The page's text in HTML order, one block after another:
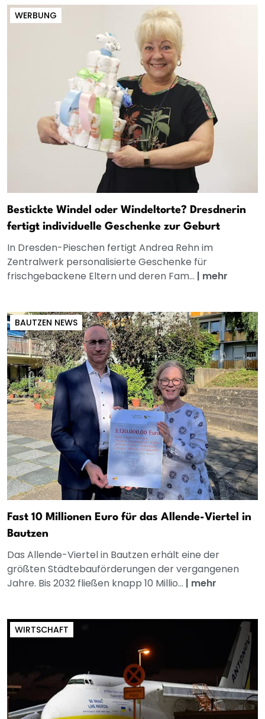
WERBUNG
Bestickte Windel oder Windeltorte? Dresdnerin
fertigt individuelle Geschenke zur Geburt
In Dresden-Pieschen fertigt Andrea Rehn im
Zentralwerk personalisierte Geschenke für
frischgebackene Eltern und deren Fam... | mehr
BAUTZEN NEWS
Fast 10 Millionen Euro für das Allende-Viertel in
Bautzen
Das Allende-Viertel in Bautzen erhält eine der
größten Städtebauförderungen der vergangenen
Jahre. Bis 2032 fließen knapp 10 Millio... | mehr
WIRTSCHAFT